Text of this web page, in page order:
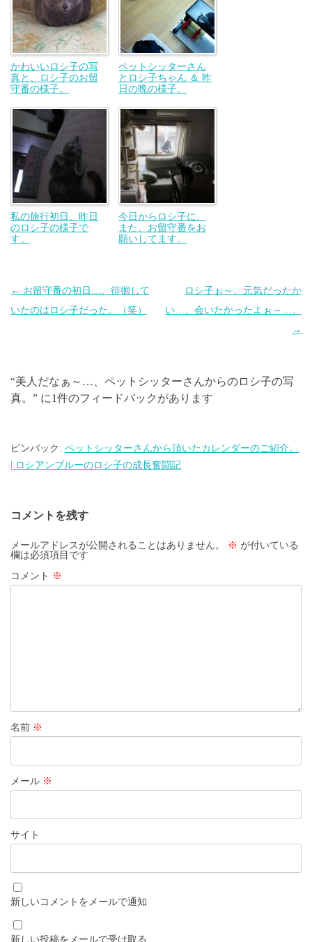
かわいいロシ子の写
真と、ロシ子のお留
守番の様子。
ペットシッターさん
とロシ子ちゃん ＆ 昨
日の晩の様子。
私の旅行初日、昨日
のロシ子の様子で
す。
今日からロシ子に、
また、お留守番をお
願いしてます。
投
稿
ー
シ
ン
← お留守番の初日…、徘徊して
いたのはロシ子だった。（笑）
ロシ子ぉ～、元気だったか
い…、会いたかったよぉ～…。
→
“美人だなぁ～…、ペットシッターさんからのロシ子の写
真。 ” に1件のフィードバックがあります
ピンバック: ペットシッターさんから頂いたカレンダーのご紹介。
| ロシアンブルーのロシ子の成長奮闘記
コメントを残す
メールアドレスが公開されることはありません。 ※ が付いている
欄は必須項目です
コメント ※
名前 ※
メール ※
サイト
新しいコメントをメールで通知
新しい投稿をメールで受け取る